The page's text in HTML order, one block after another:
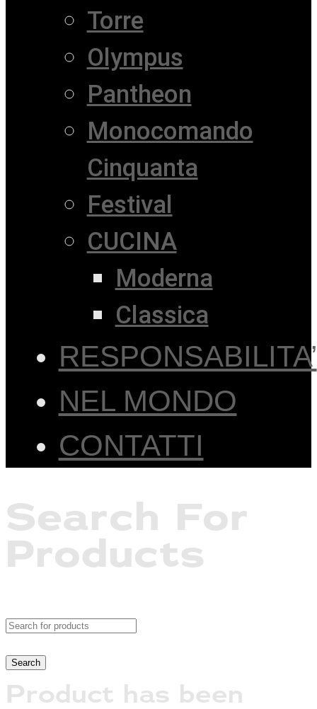
Torre
Olympus
Pantheon
Monocomando
Cinquanta
Festival
CUCINA
Moderna
Classica
RESPONSABILITA’
NEL MONDO
CONTATTI
Search For
Products
Product has been